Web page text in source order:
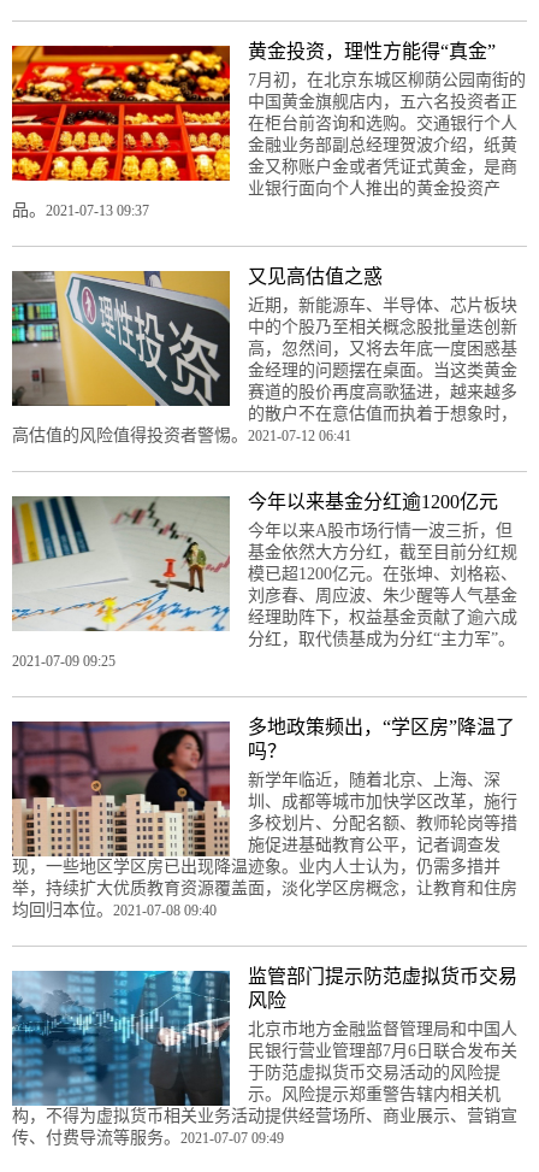
黄金投资，理性方能得“真金”
7月初，在北京东城区柳荫公园南街的
中国黄金旗舰店内，五六名投资者正
在柜台前咨询和选购。交通银行个人
金融业务部副总经理贺波介绍，纸黄
金又称账户金或者凭证式黄金，是商
业银行面向个人推出的黄金投资产
品。 2021-07-13 09:37
又见高估值之惑
近期，新能源车、半导体、芯片板块
中的个股乃至相关概念股批量迭创新
高，忽然间，又将去年底一度困惑基
金经理的问题摆在桌面。当这类黄金
赛道的股价再度高歌猛进，越来越多
的散户不在意估值而执着于想象时，
高估值的风险值得投资者警惕。 2021-07-12 06:41
今年以来基金分红逾1200亿元
今年以来A股市场行情一波三折，但
基金依然大方分红，截至目前分红规
模已超1200亿元。在张坤、刘格崧、
刘彦春、周应波、朱少醒等人气基金
经理助阵下，权益基金贡献了逾六成
分红，取代债基成为分红“主力军”。
2021-07-09 09:25
多地政策频出，“学区房”降温了
吗？
新学年临近，随着北京、上海、深
圳、成都等城市加快学区改革，施行
多校划片、分配名额、教师轮岗等措
施促进基础教育公平，记者调查发
现，一些地区学区房已出现降温迹象。业内人士认为，仍需多措并
举，持续扩大优质教育资源覆盖面，淡化学区房概念，让教育和住房
均回归本位。 2021-07-08 09:40
监管部门提示防范虚拟货币交易
风险
北京市地方金融监督管理局和中国人
民银行营业管理部7月6日联合发布关
于防范虚拟货币交易活动的风险提
示。风险提示郑重警告辖内相关机
构，不得为虚拟货币相关业务活动提供经营场所、商业展示、营销宣
传、付费导流等服务。 2021-07-07 09:49